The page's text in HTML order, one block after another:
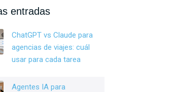
dI
n
er
entradas
ChatGPT vs Claude para
agencias de viajes: cuál
usar para cada tarea
Agentes IA para